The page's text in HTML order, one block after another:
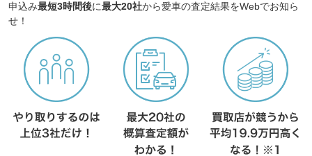
申込み最短3時間後に最大20社から愛車の査定結果をWebでお知ら
せ！